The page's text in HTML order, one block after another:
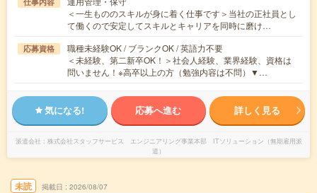
＜一生もののスキルが身に着く仕事です＞当社の正社員とし
て働くので安定してスキルとキャリアを同時に磨け…
応募資格
職種未経験OK / ブランクOK / 英語力不要
＜未経験、第二新卒OK！＞社会人経験、業界経験、資格は
問いません！※高卒以上の方（勉強内容は不問）▼…
気になる! 応募へ進む 詳しく見る
派遣会社
株式会社スタッフサービス エンジニアリング事業本部 ITソリューション（無期雇用派
遣）
未読 掲載日 2026/08/07